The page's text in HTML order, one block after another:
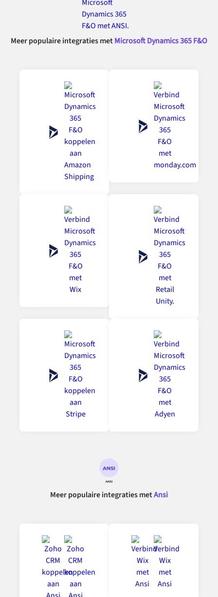
Meer populaire integraties metMicrosoft Dynamics 365 F&O
Meer populaire integraties metAnsi